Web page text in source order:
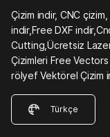
Çizim indir, CNC
indir,Free DXF
Cutting,Ücretsiz
Çizimleri Free
rölyef Vektörel Çizim
Türkçe